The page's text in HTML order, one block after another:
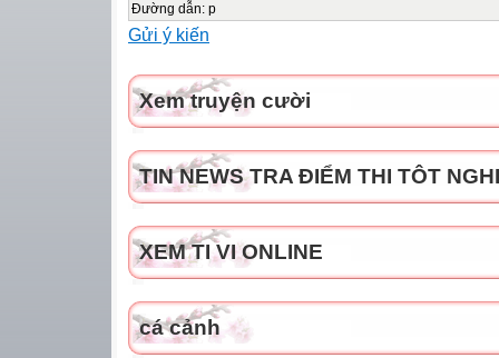
Đường dẫn: p
Gửi ý kiến
Xem truyện cười
TIN NEWS TRA ĐIỂM THI TÔT
XEM TI VI ONLINE
cá cảnh